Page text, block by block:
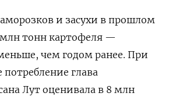
и засухи в прошлом
млн тонн картофеля —
чем годом ранее. При
глава
Лут оценивала в 8 млн